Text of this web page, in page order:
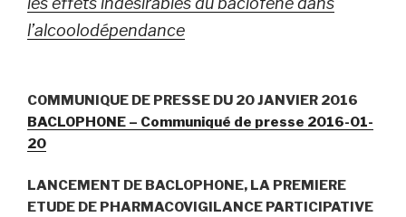
l’alcoolodépendance
COMMUNIQUE DE PRESSE DU 20 JANVIER 2016
BACLOPHONE – Communiqué de presse 2016-01-
20
LANCEMENT DE BACLOPHONE, LA PREMIERE
ETUDE DE PHARMACOVIGILANCE PARTICIPATIVE